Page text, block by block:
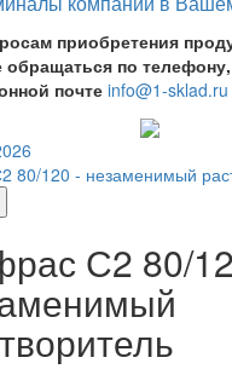
приобретения
обращаться по
почте info@1-sklad.ru
80/120 - незаменимый
С2 80/